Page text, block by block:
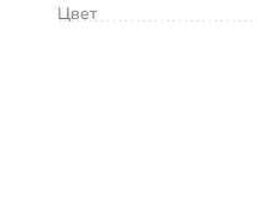
Цвет